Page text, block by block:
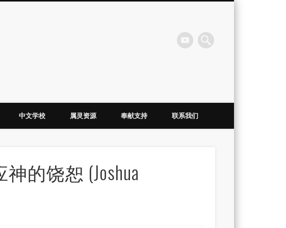
中文学校 属灵资源 奉献支持 联系我们
神的饶恕 (Joshua